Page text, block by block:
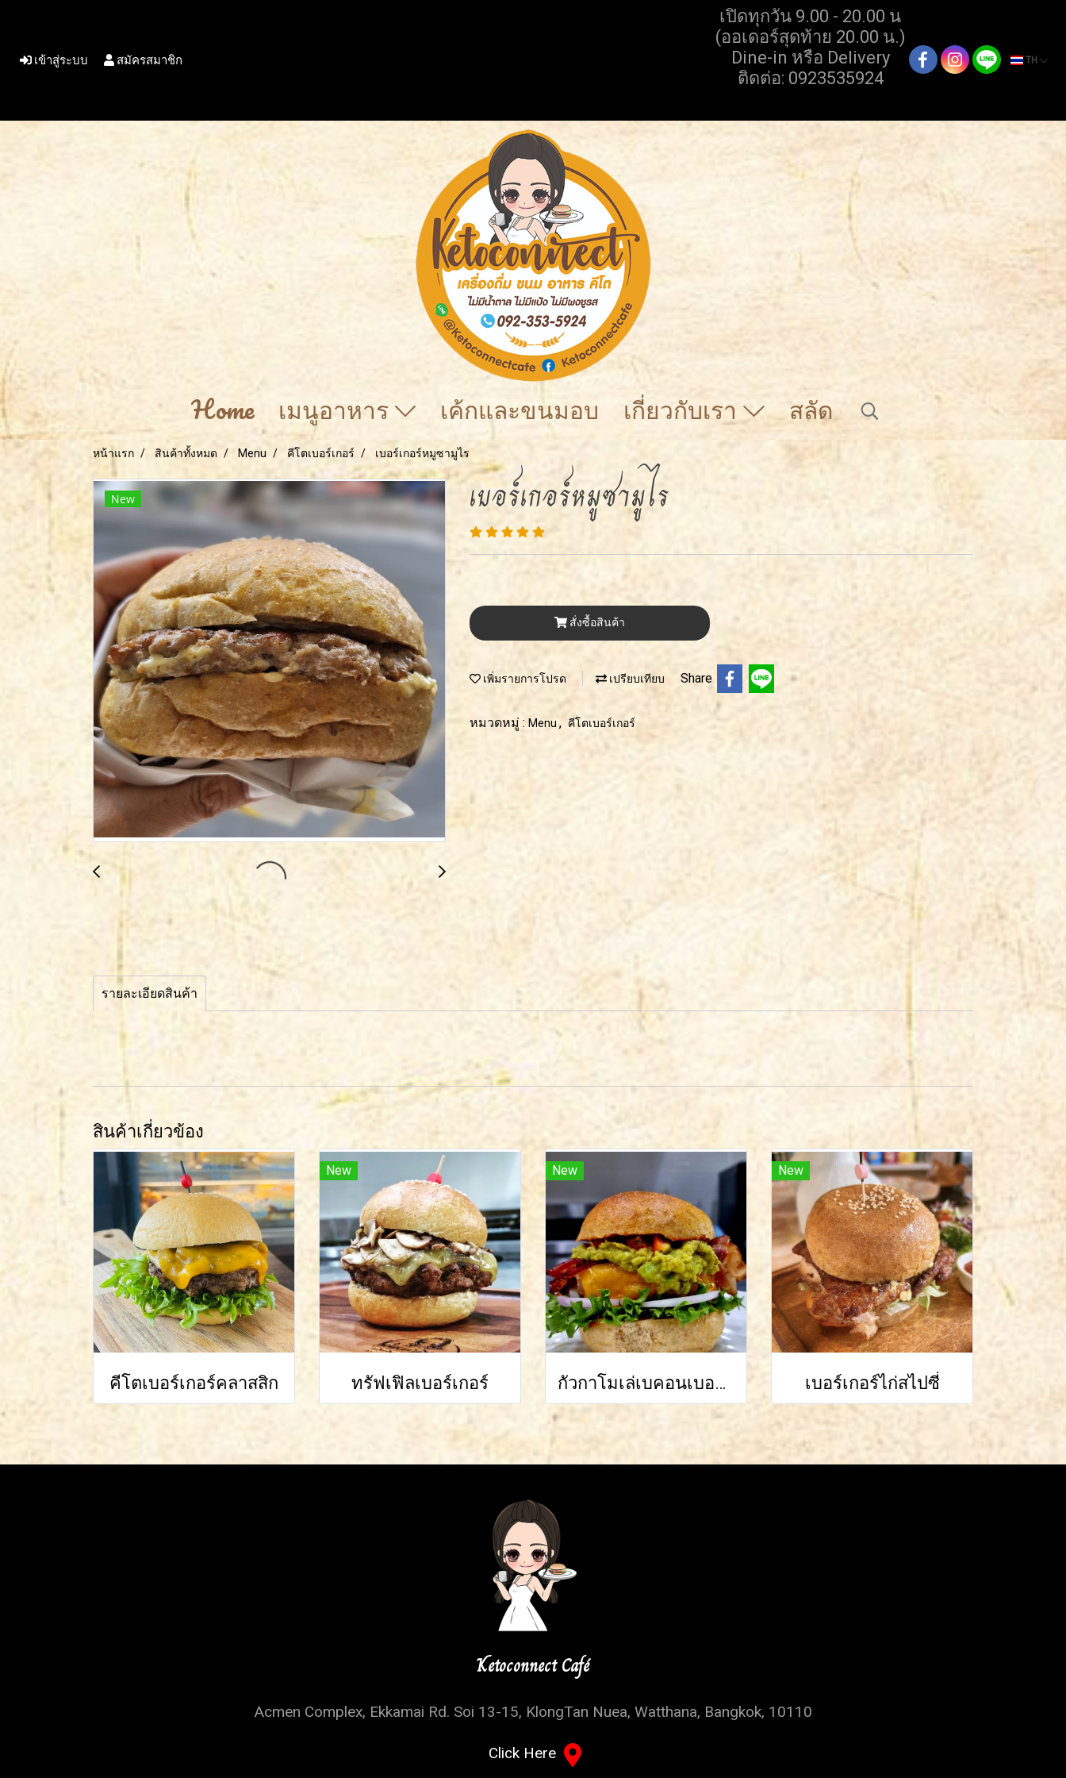
เข้าสู่ระบบ สมัครสมาชิก
เปิดทุกวัน 9.00 - 20.00 น
(ออเดอร์สุดท้าย 20.00 น.)
Dine-in หรือ Delivery
ติดต่อ: 0923535924
TH
Home เมนูอาหาร เค้กและขนมอบ เกี่ยวกับเรา สลัด
หน้าแรก สินค้าทั้งหมด Menu คีโตเบอร์เกอร์ เบอร์เกอร์หมูซามูไร
New เบอร์เกอร์หมูซามูไร
สั่งซื้อสินค้า
เพิ่มรายการโปรด เปรียบเทียบ Share
หมวดหมู่ : Menu , คีโตเบอร์เกอร์
รายละเอียดสินค้า
สินค้าเกี่ยวข้อง
คีโตเบอร์เกอร์คลาสสิก
New
ทรัฟเฟิลเบอร์เกอร์
New
กัวกาโมเล่เบคอนเบอร์เกอร์
New
เบอร์เกอร์ไก่สไปซี่
Ketoconnect Café
Acmen Complex, Ekkamai Rd. Soi 13-15, KlongTan Nuea, Watthana, Bangkok, 10110
Click Here